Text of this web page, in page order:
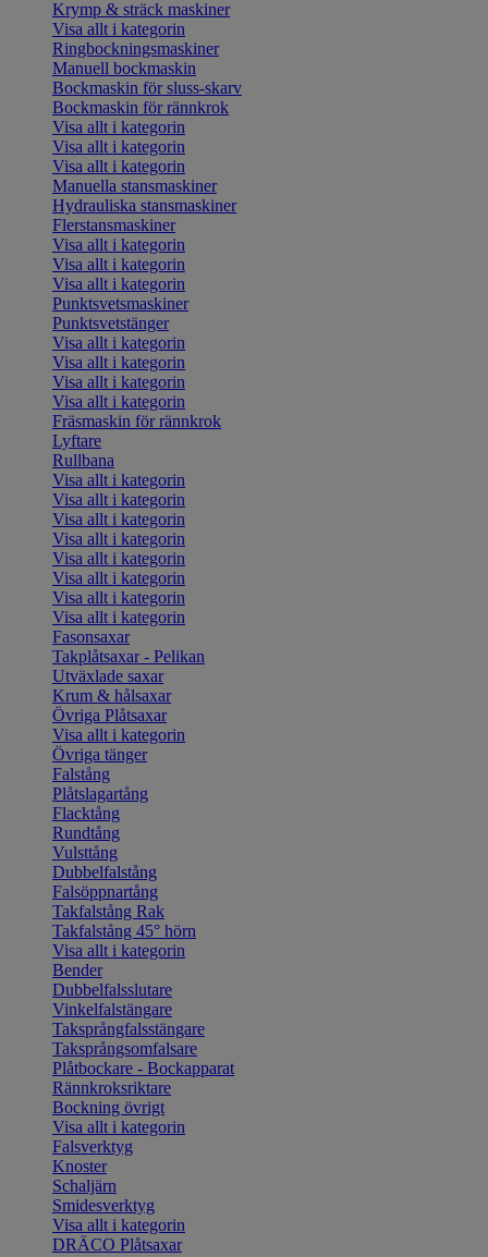
Krymp & sträck maskiner
Visa allt i kategorin
Ringbockningsmaskiner
Manuell bockmaskin
Bockmaskin för sluss-skarv
Bockmaskin för rännkrok
Visa allt i kategorin
Visa allt i kategorin
Visa allt i kategorin
Manuella stansmaskiner
Hydrauliska stansmaskiner
Flerstansmaskiner
Visa allt i kategorin
Visa allt i kategorin
Visa allt i kategorin
Punktsvetsmaskiner
Punktsvetstänger
Visa allt i kategorin
Visa allt i kategorin
Visa allt i kategorin
Visa allt i kategorin
Fräsmaskin för rännkrok
Lyftare
Rullbana
Visa allt i kategorin
Visa allt i kategorin
Visa allt i kategorin
Visa allt i kategorin
Visa allt i kategorin
Visa allt i kategorin
Visa allt i kategorin
Visa allt i kategorin
Fasonsaxar
Takplåtsaxar - Pelikan
Utväxlade saxar
Krum & hålsaxar
Övriga Plåtsaxar
Visa allt i kategorin
Övriga tänger
Falstång
Plåtslagartång
Flacktång
Rundtång
Vulsttång
Dubbelfalstång
Falsöppnartång
Takfalstång Rak
Takfalstång 45° hörn
Visa allt i kategorin
Bender
Dubbelfalsslutare
Vinkelfalstängare
Taksprångfalsstängare
Taksprångsomfalsare
Plåtbockare - Bockapparat
Rännkroksriktare
Bockning övrigt
Visa allt i kategorin
Falsverktyg
Knoster
Schaljärn
Smidesverktyg
Visa allt i kategorin
DRÄCO Plåtsaxar